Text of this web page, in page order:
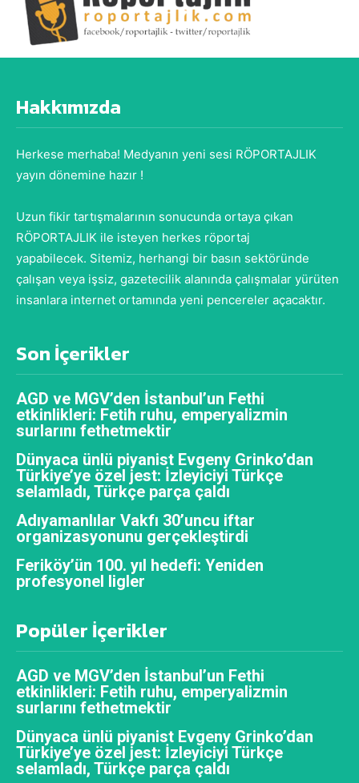
Hakkımızda
Herkese merhaba! Medyanın yeni sesi RÖPORTAJLIK
yayın dönemine hazır !
Uzun fikir tartışmalarının sonucunda ortaya çıkan
RÖPORTAJLIK ile isteyen herkes röportaj
yapabilecek. Sitemiz, herhangi bir basın sektöründe
çalışan veya işsiz, gazetecilik alanında çalışmalar yürüten
insanlara internet ortamında yeni pencereler açacaktır.
Son İçerikler
AGD ve MGV’den İstanbul’un Fethi
etkinlikleri: Fetih ruhu, emperyalizmin
surlarını fethetmektir
Dünyaca ünlü piyanist Evgeny Grinko’dan
Türkiye’ye özel jest: İzleyiciyi Türkçe
selamladı, Türkçe parça çaldı
Adıyamanlılar Vakfı 30’uncu iftar
organizasyonunu gerçekleştirdi
Feriköy’ün 100. yıl hedefi: Yeniden
profesyonel ligler
Popüler İçerikler
AGD ve MGV’den İstanbul’un Fethi
etkinlikleri: Fetih ruhu, emperyalizmin
surlarını fethetmektir
Dünyaca ünlü piyanist Evgeny Grinko’dan
Türkiye’ye özel jest: İzleyiciyi Türkçe
selamladı, Türkçe parça çaldı